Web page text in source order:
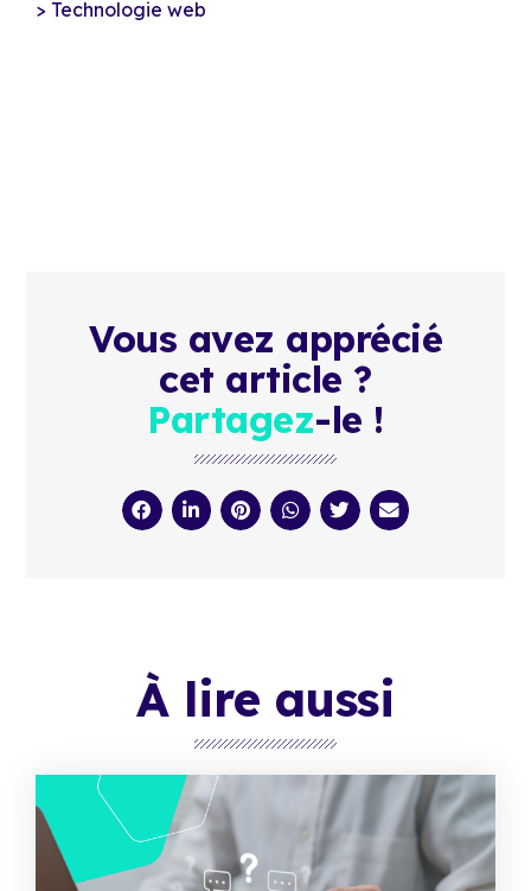
Technologie web
Vous avez apprécié
cet article ?
Partagez-le !
À lire aussi